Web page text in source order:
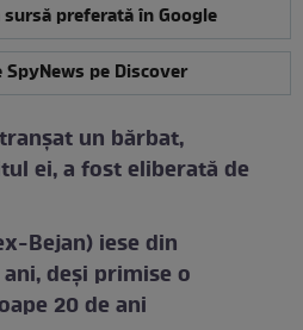
preferată în Google
pe Discover
un bărbat,
ei, a fost eliberată de
Bejan) iese din
deși primise o
20 de ani